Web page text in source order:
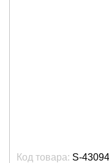
Код товара: S-43094